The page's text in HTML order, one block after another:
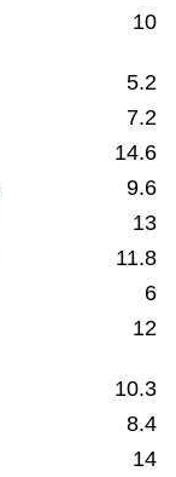
10
5.2
7.2
14.6
9.6
13
11.8
6
12
10.3
8.4
14